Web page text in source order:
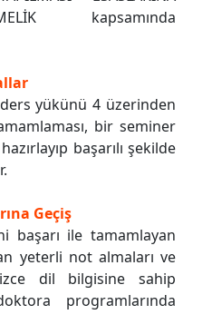
kapsamında
yükünü 4 üzerinden
bir seminer
başarılı şekilde
Geçiş
başarı ile tamamlayan
yeterli not almaları ve
dil bilgisine sahip
programlarında